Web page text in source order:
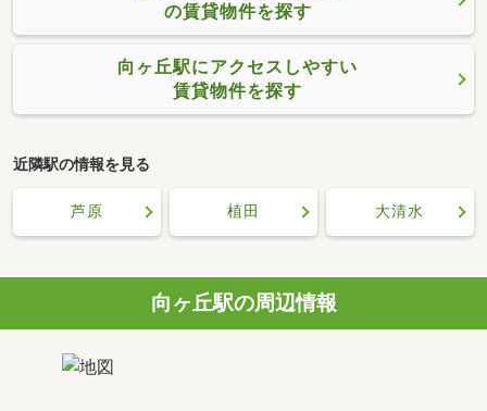
の賃貸物件を探す
向ヶ丘駅にアクセスしやすい
賃貸物件を探す
近隣駅の情報を見る
芦原 植田 大清水
向ヶ丘駅の周辺情報